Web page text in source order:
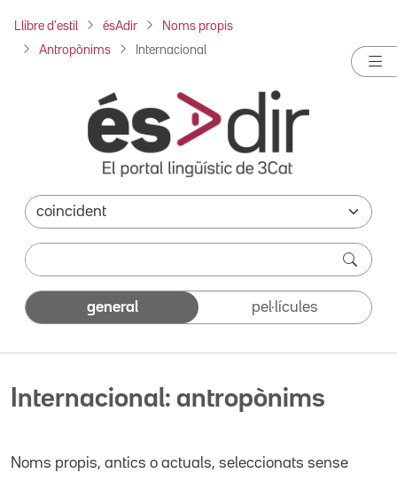
Llibre d'estil ésAdir Noms propis
Antropònims Internacional
general pel·lícules
Internacional: antropònims
Noms propis, antics o actuals, seleccionats sense